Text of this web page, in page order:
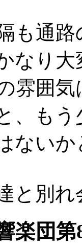
も通
なり
雰囲
、も
ないか
と別れ
楽団